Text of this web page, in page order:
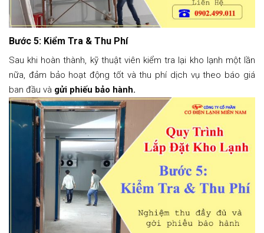
Bước 5: Kiểm Tra & Thu Phí
Sau khi hoàn thành, kỹ thuật viên kiểm tra lại kho lạnh một lần
nữa, đảm bảo hoạt động tốt và thu phí dịch vụ theo báo giá
ban đầu và gửi phiếu bảo hành.